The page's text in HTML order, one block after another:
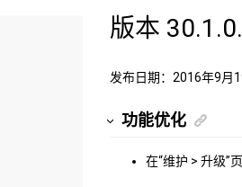
版本
发布日期：2016年9月
功能优化
在“维护 > 升级”